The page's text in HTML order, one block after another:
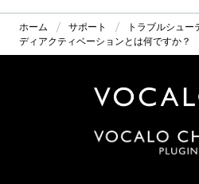
ホーム サポート
トラブルシュー
ディアクティベーションとは何ですか？